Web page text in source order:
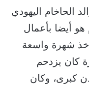
الحاخام اليهودي
أيضا بأعمال
شهرة واسعة
كان يزدحم
كبرى، وكان